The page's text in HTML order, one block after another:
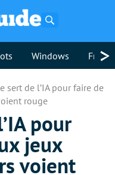
Windows >
sert de l’IA pour faire de
rouge
pour
jeux
voient